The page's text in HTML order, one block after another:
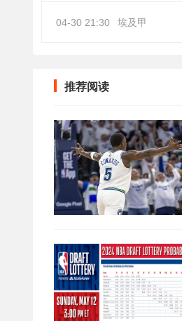
04-30 21:30 埃及甲
推荐阅读